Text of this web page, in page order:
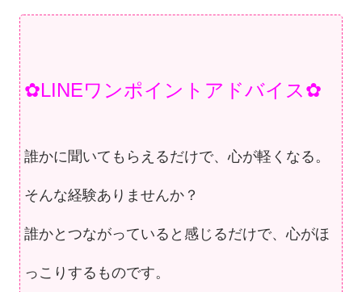
✿LINEワンポイントアドバイス✿
誰かに聞いてもらえるだけで、心が軽くなる。
そんな経験ありませんか？
誰かとつながっていると感じるだけで、心がほ
っこりするものです。